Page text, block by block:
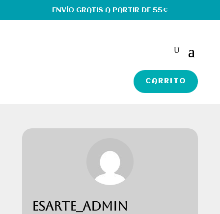
ENVÍO GRATIS A PARTIR DE 55€
CARRITO
ESARTE_ADMIN